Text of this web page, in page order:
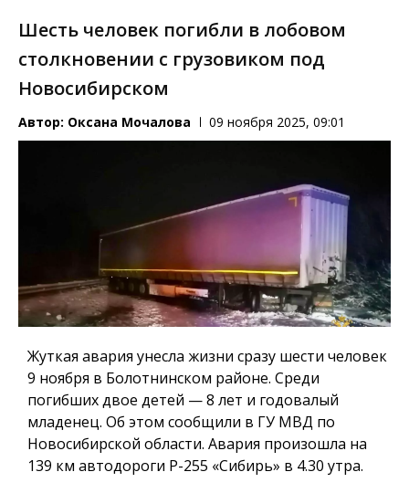
Шесть человек погибли в лобовом
столкновении с грузовиком под
Новосибирском
Автор: Оксана Мочалова 09 ноября 2025, 09:01
Жуткая авария унесла жизни сразу шести человек
9 ноября в Болотнинском районе. Среди
погибших двое детей — 8 лет и годовалый
младенец. Об этом сообщили в ГУ МВД по
Новосибирской области. Авария произошла на
139 км автодороги Р-255 «Сибирь» в 4.30 утра.